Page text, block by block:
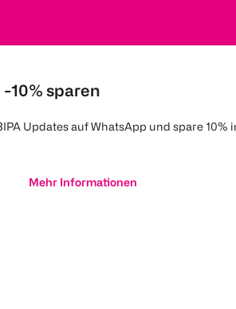
10% sparen
Updates auf WhatsApp und spare 10%
Mehr Informationen